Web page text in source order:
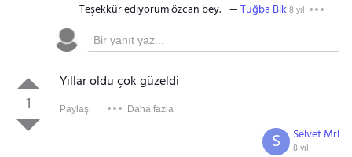
Teşekkür ediyorum özcan bey. Tuğba Blk 8 yıl
1
Yıllar oldu çok güzeldi
Paylaş: Daha fazla
Selvet Mrl
8 yıl
S